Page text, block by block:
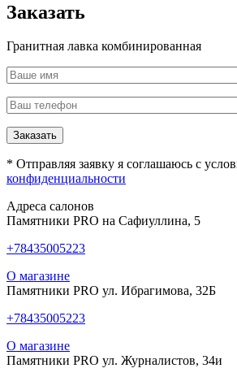
Заказать
Гранитная лавка комбинированная
Заказать
* Отправляя заявку я соглашаюсь с
конфиденциальности
Адреса салонов
Памятники PRO на Сафиуллина, 5
+78435005223
О магазине
Памятники PRO ул. Ибрагимова, 32Б
+78435005223
О магазине
Памятники PRO ул. Журналистов, 34и